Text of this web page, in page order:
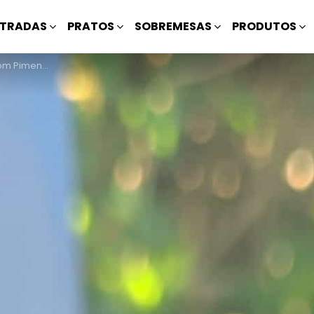
PRATOS SOBREMESAS PRODUTOS